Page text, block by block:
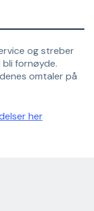
og streber
fornøyde.
omtaler på
her